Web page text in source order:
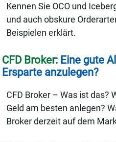
Kennen Sie OCO und
und auch obskure
Beispielen erklärt.
CFD Broker: Eine gute
Ersparte anzulegen?
CFD Broker – Was ist das?
Geld am besten anlegen?
Broker derzeit auf dem